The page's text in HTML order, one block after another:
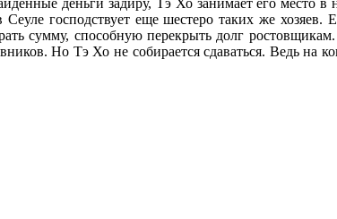
деньги задиру, Тэ Хо занимает его место в
господствует еще шестеро таких же хозяев.
сумму, способную перекрыть долг
Но Тэ Хо не собирается сдаваться. Ведь на